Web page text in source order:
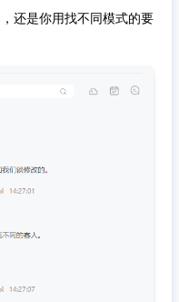
还是你用找不同模式的要